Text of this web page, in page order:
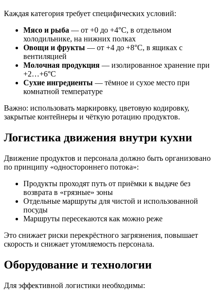
Каждая категория требует специфических условий:
Мясо и рыба — от +0 до +4°C, в отдельном
холодильнике, на нижних полках
Овощи и фрукты — от +4 до +8°C, в ящиках с
вентиляцией
Молочная продукция — изолированное хранение при
+2…+6°C
Сухие ингредиенты — тёмное и сухое место при
комнатной температуре
Важно: использовать маркировку, цветовую кодировку,
закрытые контейнеры и чёткую ротацию продуктов.
Логистика движения внутри кухни
Движение продуктов и персонала должно быть организовано
по принципу «одностороннего потока»:
Продукты проходят путь от приёмки к выдаче без
возврата в «грязные» зоны
Отдельные маршруты для чистой и использованной
посуды
Маршруты пересекаются как можно реже
Это снижает риски перекрёстного загрязнения, повышает
скорость и снижает утомляемость персонала.
Оборудование и технологии
Для эффективной логистики необходимы: